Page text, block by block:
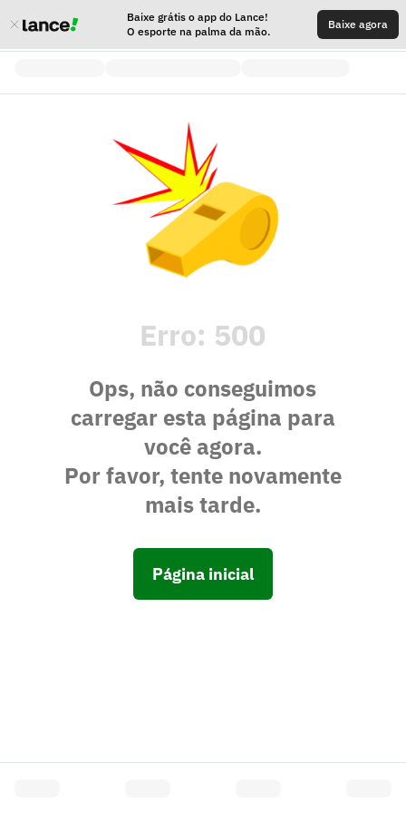
Baixe grátis o app do Lance!
O esporte na palma da mão.
Baixe agora
Erro: 500
Ops, não conseguimos
carregar esta página para
você agora.
Por favor, tente novamente
mais tarde.
Página inicial